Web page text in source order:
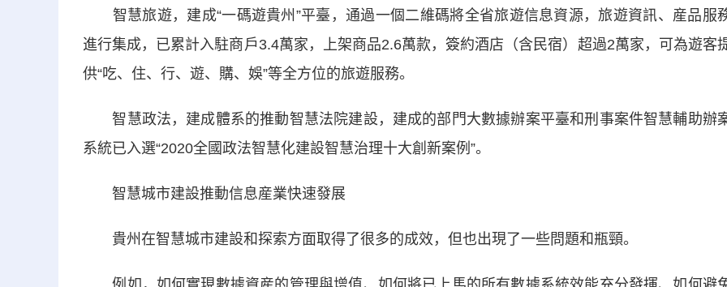
智慧旅遊，建成“一碼遊貴州”平臺，通過一個二維碼將全省旅遊信息資源，旅遊資訊、産品服
進行集成，已累計入駐商戶3.4萬家，上架商品2.6萬款，簽約酒店（含民宿）超過2萬家，可為遊客
供“吃、住、行、遊、購、娛”等全方位的旅遊服務。
智慧政法，建成體系的推動智慧法院建設，建成的部門大數據辦案平臺和刑事案件智慧輔助辦
系統已入選“2020全國政法智慧化建設智慧治理十大創新案例”。
智慧城市建設推動信息産業快速發展
貴州在智慧城市建設和探索方面取得了很多的成效，但也出現了一些問題和瓶頸。